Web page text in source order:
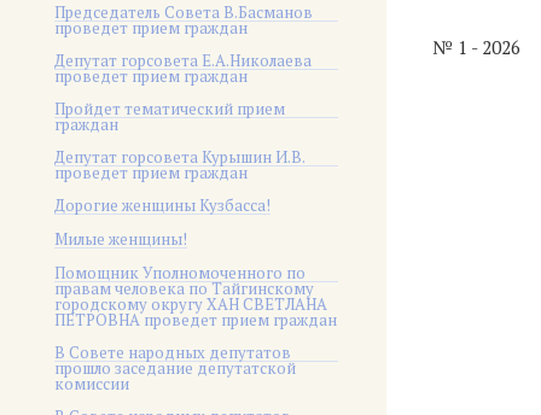
Председатель Совета В.Басманов
проведет прием граждан
Депутат горсовета Е.А.Николаева
проведет прием граждан
Пройдет тематический прием
граждан
Депутат горсовета Курышин И.В.
проведет прием граждан
Дорогие женщины Кузбасса!
Милые женщины!
Помощник Уполномоченного по
правам человека по Тайгинскому
городскому округу ХАН СВЕТЛАНА
ПЕТРОВНА проведет прием граждан
В Совете народных депутатов
прошло заседание депутатской
комиссии
№ 1 - 2026